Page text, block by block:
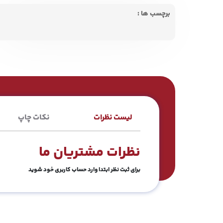
برچسب ها :
لیست نظرات نکات چاپ
نظرات مشتریان ما
برای ثبت نظر ابتدا وارد حساب کاربری خود شوید